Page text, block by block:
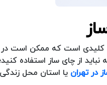
است که ممکن است در
از چای ساز استفاده
در تهران یا استان محل